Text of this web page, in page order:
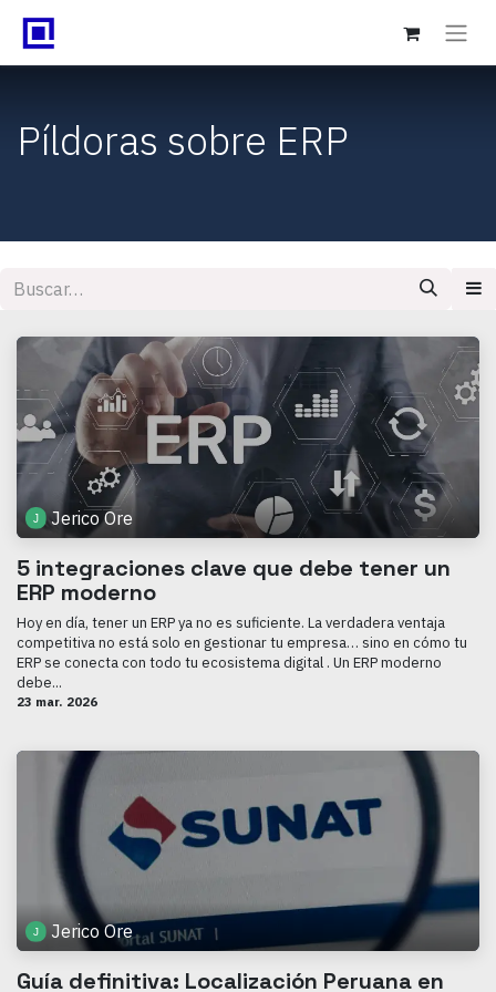
Píldoras sobre ERP
Jerico Ore
5 integraciones clave que debe tener un
ERP moderno
Hoy en día, tener un ERP ya no es suficiente. La verdadera ventaja
competitiva no está solo en gestionar tu empresa… sino en cómo tu
ERP se conecta con todo tu ecosistema digital . Un ERP moderno
debe...
23 mar. 2026
Jerico Ore
Guía definitiva: Localización Peruana en